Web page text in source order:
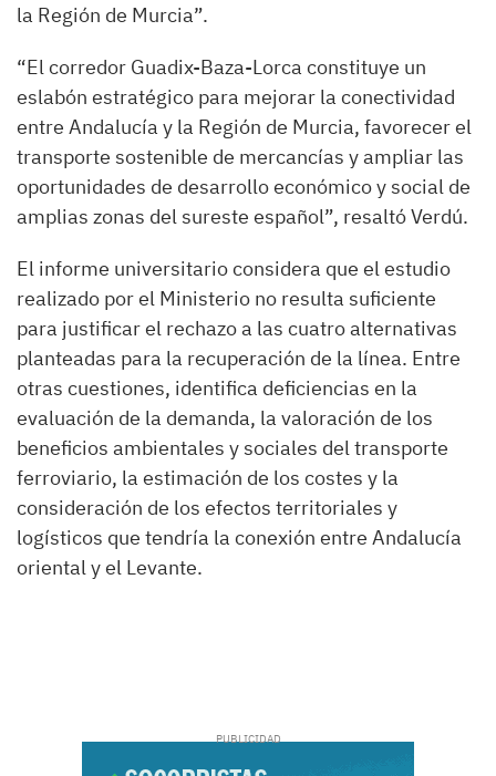
la Región de Murcia”.
“El corredor Guadix-Baza-Lorca constituye un
eslabón estratégico para mejorar la conectividad
entre Andalucía y la Región de Murcia, favorecer el
transporte sostenible de mercancías y ampliar las
oportunidades de desarrollo económico y social de
amplias zonas del sureste español”, resaltó Verdú.
El informe universitario considera que el estudio
realizado por el Ministerio no resulta suficiente
para justificar el rechazo a las cuatro alternativas
planteadas para la recuperación de la línea. Entre
otras cuestiones, identifica deficiencias en la
evaluación de la demanda, la valoración de los
beneficios ambientales y sociales del transporte
ferroviario, la estimación de los costes y la
consideración de los efectos territoriales y
logísticos que tendría la conexión entre Andalucía
oriental y el Levante.